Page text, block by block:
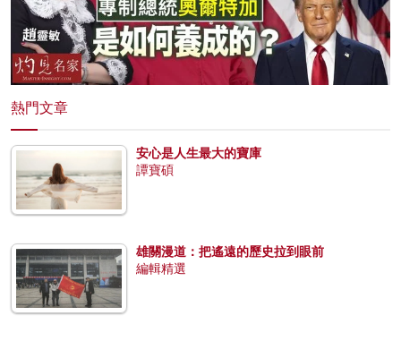
熱門文章
安心是人生最大的寶庫
譚寶碩
雄關漫道：把遙遠的歷史拉到眼前
編輯精選